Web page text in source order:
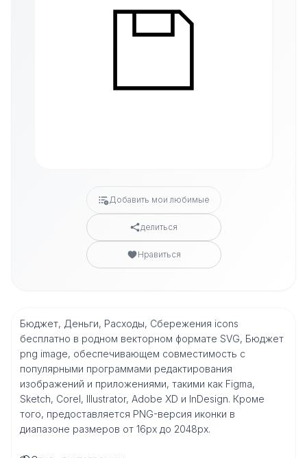
Добавить мои любимые
делиться
Нравиться
Бюджет, Деньги, Расходы, Сбережения icons
бесплатно в родном векторном формате SVG, Бюджет
png image, обеспечивающем совместимость с
популярными программами редактирования
изображений и приложениями, такими как Figma,
Sketch, Corel, Illustrator, Adobe XD и InDesign. Кроме
того, предоставляется PNG-версия иконки в
диапазоне размеров от 16px до 2048px.